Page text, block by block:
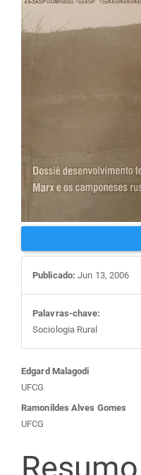
artigos
Publicado: Jun 13, 2006
Palavras-chave:
Sociologia Rural
Conteúdo
do
artigo
Edgard Malagodi
UFCG
Ramonildes Alves Gomes
UFCG